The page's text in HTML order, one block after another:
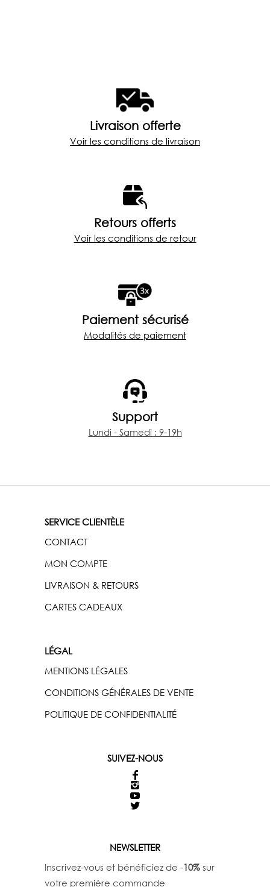
Livraison offerte
Voir les conditions de livraison
Retours offerts
Voir les conditions de retour
Paiement sécurisé
Modalités de paiement
Support
Lundi - Samedi : 9-19h
SERVICE CLIENTÈLE
CONTACT
MON COMPTE
LIVRAISON & RETOURS
CARTES CADEAUX
LÉGAL
MENTIONS LÉGALES
CONDITIONS GÉNÉRALES DE VENTE
POLITIQUE DE CONFIDENTIALITÉ
SUIVEZ-NOUS
NEWSLETTER
Inscrivez-vous et bénéficiez de -10% sur
votre première commande